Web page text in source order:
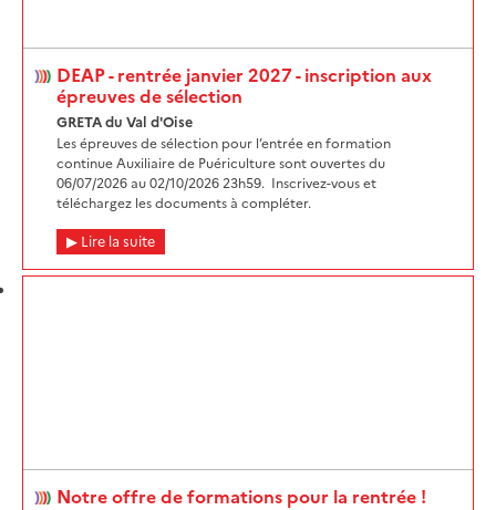
DEAP - rentrée janvier 2027 - inscription aux
épreuves de sélection
GRETA du Val d'Oise
Les épreuves de sélection pour l’entrée en formation
continue Auxiliaire de Puériculture sont ouvertes du
06/07/2026 au 02/10/2026 23h59. Inscrivez-vous et
téléchargez les documents à compléter.
Lire la suite
Notre offre de formations pour la rentrée !